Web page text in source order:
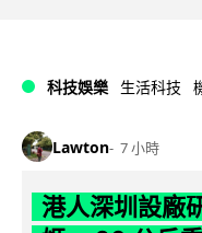
科技娛樂 生活科技
Lawton 7 小時
港人深圳設廠